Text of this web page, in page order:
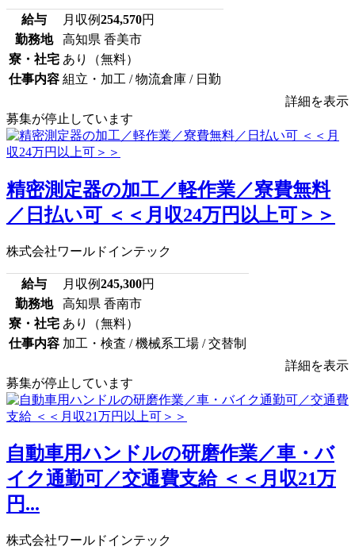
給与 月収例254,570円
勤務地
高知県 香美市
寮・社宅 あり（無料）
仕事内容 組立・加工 / 物流倉庫 / 日勤
詳細を表示
募集が停止しています
精密測定器の加工／軽作業／寮費無料
／日払い可 ＜＜月収24万円以上可＞＞
株式会社ワールドインテック
給与 月収例245,300円
勤務地
高知県 香南市
寮・社宅 あり（無料）
仕事内容 加工・検査 / 機械系工場 / 交替制
詳細を表示
募集が停止しています
自動車用ハンドルの研磨作業／車・バ
イク通勤可／交通費支給 ＜＜月収21万
円...
株式会社ワールドインテック